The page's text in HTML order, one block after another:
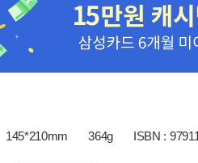
145*210mm 364g ISBN :